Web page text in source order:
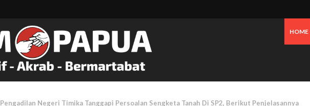
HOME
Tanah Adat Diklaim Milik Oknum Dan Pemerintah, Warga OAP Blokade Jalan Cenderawasih Timika